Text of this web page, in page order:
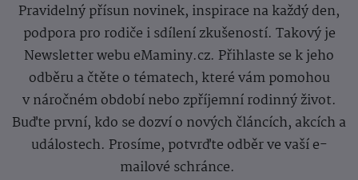
Pravidelný přísun novinek, inspirace na každý den,
podpora pro rodiče i sdílení zkušeností. Takový je
Newsletter webu eMaminy.cz. Přihlaste se k jeho
odběru a čtěte o tématech, které vám pomohou
v náročném období nebo zpříjemní rodinný život.
Buďte první, kdo se dozví o nových článcích, akcích a
událostech. Prosíme, potvrďte odběr ve vaší e-
mailové schránce.